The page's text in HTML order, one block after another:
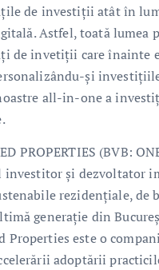
de investiții atât în
Astfel, toată lumea
de invetiții care înainte
și
all-in-one a
PROPERTIES (BVB:
investitor și dezvoltator
rezidențiale, de
generație din
Properties este o
adoptării